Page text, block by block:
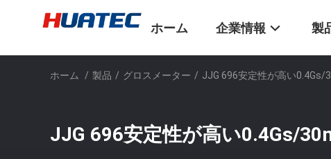
ホーム 企業情報 製
ホーム / 製品 / グロスメーター / JJG 696安定性が高い0.4Gs/
JJG 696安定性が高い0.4Gs/